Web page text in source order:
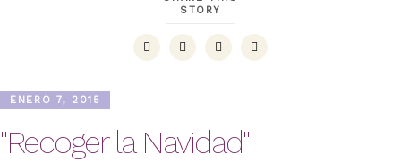
STORY
ENERO 7, 2015
"Recoger la Navidad"